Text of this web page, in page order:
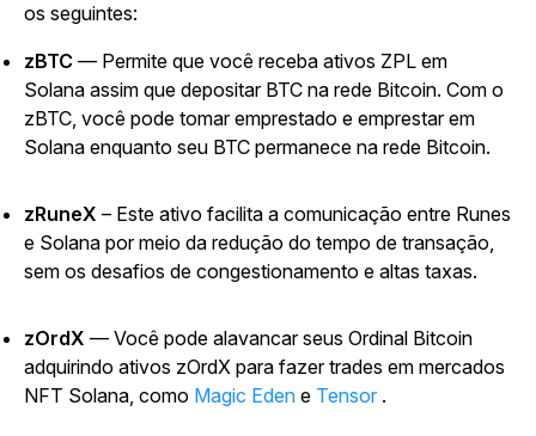
os seguintes:
zBTC — Permite que você receba ativos ZPL em
Solana assim que depositar BTC na rede Bitcoin. Com o
zBTC, você pode tomar emprestado e emprestar em
Solana enquanto seu BTC permanece na rede Bitcoin.
zRuneX – Este ativo facilita a comunicação entre Runes
e Solana por meio da redução do tempo de transação,
sem os desafios de congestionamento e altas taxas.
zOrdX — Você pode alavancar seus Ordinal Bitcoin
adquirindo ativos zOrdX para fazer trades em mercados
NFT Solana, como Magic Eden e Tensor .